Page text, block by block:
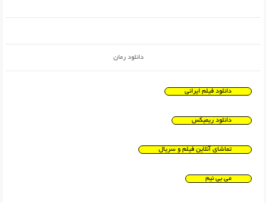
دانلود رمان
دانلود فیلم ایرانی
دانلود ریمیکس
تماشای آنلاین فیلم و سریال
می بی نیم